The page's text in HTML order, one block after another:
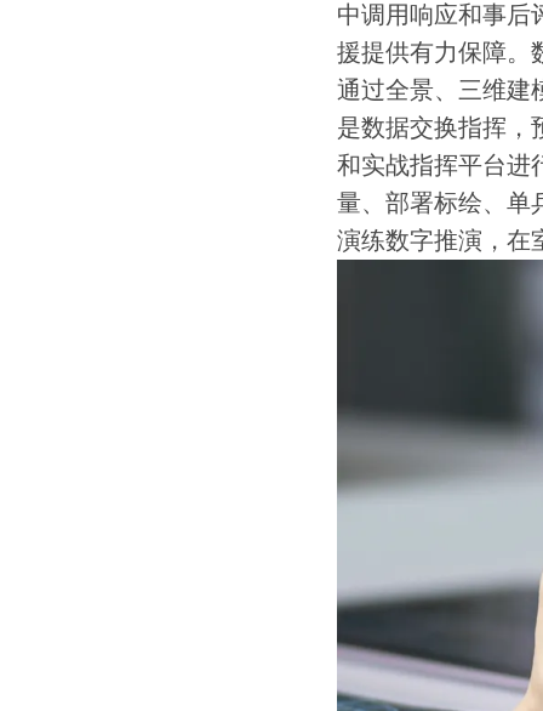
中调用响应和事后
援提供有力保障。
通过全景、三维建
是数据交换指挥，
和实战指挥平台进
量、部署标绘、单
演练数字推演，在